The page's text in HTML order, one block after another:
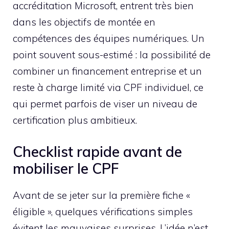
accréditation Microsoft, entrent très bien
dans les objectifs de montée en
compétences des équipes numériques. Un
point souvent sous-estimé : la possibilité de
combiner un financement entreprise et un
reste à charge limité via CPF individuel, ce
qui permet parfois de viser un niveau de
certification plus ambitieux.
Checklist rapide avant de
mobiliser le CPF
Avant de se jeter sur la première fiche «
éligible », quelques vérifications simples